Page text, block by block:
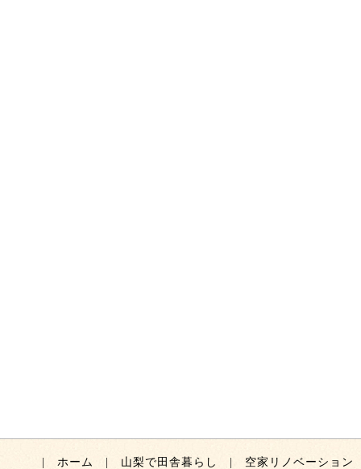
| ホーム | 山梨で田舎暮らし | 空家リノベーション